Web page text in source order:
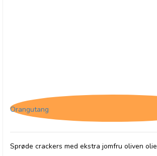
Orangutang
Sprøde crackers med ekstra jomfru oliven olie